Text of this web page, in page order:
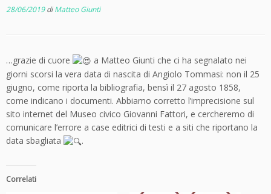
28/06/2019 diMatteo Giunti
…grazie di cuore a Matteo Giunti che ci ha segnalato nei
giorni scorsi la vera data di nascita di Angiolo Tommasi: non il 25
giugno, come riporta la bibliografia, bensì il 27 agosto 1858,
come indicano i documenti. Abbiamo corretto l’imprecisione sul
sito internet del Museo civico Giovanni Fattori, e cercheremo di
comunicare l’errore a case editrici di testi e a siti che riportano la
data sbagliata
.
Correlati